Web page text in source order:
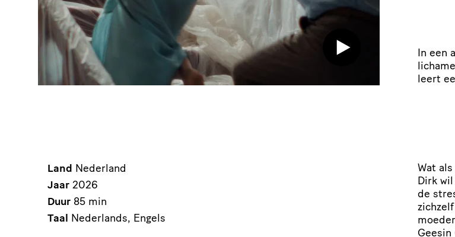
In een
leert
Wat
Dirk
de
Land Nederland
Jaar 2026
Duur 85 min
Taal Nederlands, Engels